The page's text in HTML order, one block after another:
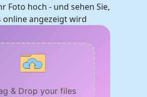
Foto hoch - und sehen Sie,
online angezeigt wird
& Drop your files